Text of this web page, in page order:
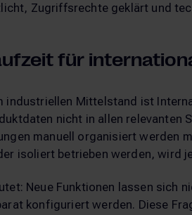
Zugriffsrechte geklärt und
für
industriellen Mittelstand ist
nicht in allen relevanten
manuell organisiert werden
isoliert betrieben werden, wird
Neue Funktionen lassen sich
konfiguriert werden. Diese